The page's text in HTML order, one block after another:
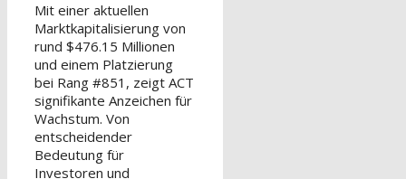
Mit einer aktuellen
Marktkapitalisierung von
rund $476.15 Millionen
und einem Platzierung
bei Rang #851, zeigt ACT
signifikante Anzeichen für
Wachstum. Von
entscheidender
Bedeutung für
Investoren und